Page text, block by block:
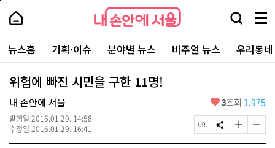
본
로
가
내
손
안
에
서
울
-
서
울
시
대
표
소
내
손
에
울
검
창
열
기
메
뉴
전
체
보
주
요
서
뉴스홈 기획·이슈 분야별 뉴스 비주얼 뉴스 우리동
위험에 빠진 시민을 구한 11명!
내 손안에 서울
발행일 2016.01.29. 14:58
수정일 2016.01.29. 16:41
좋
요
3조회 1,975
페
이
S
N
글
자
글
자
페
상
단
로